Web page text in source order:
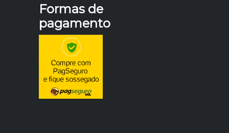
Formas de
pagamento